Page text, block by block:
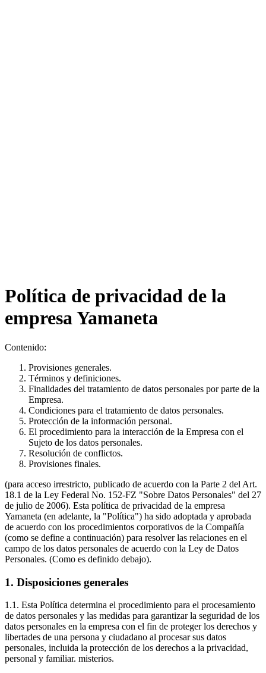
Política de privacidad de la
empresa Yamaneta
Contenido:
Provisiones generales.
Términos y definiciones.
Finalidades del tratamiento de datos personales por parte de la
Empresa.
Condiciones para el tratamiento de datos personales.
Protección de la información personal.
El procedimiento para la interacción de la Empresa con el
Sujeto de los datos personales.
Resolución de conflictos.
Provisiones finales.
(para acceso irrestricto, publicado de acuerdo con la Parte 2 del Art.
18.1 de la Ley Federal No. 152-FZ "Sobre Datos Personales" del 27
de julio de 2006). Esta política de privacidad de la empresa
Yamaneta (en adelante, la "Política") ha sido adoptada y aprobada
de acuerdo con los procedimientos corporativos de la Compañía
(como se define a continuación) para resolver las relaciones en el
campo de los datos personales de acuerdo con la Ley de Datos
Personales. (Como es definido debajo).
1. Disposiciones generales
1.1. Esta Política determina el procedimiento para el procesamiento
de datos personales y las medidas para garantizar la seguridad de los
datos personales en la empresa con el fin de proteger los derechos y
libertades de una persona y ciudadano al procesar sus datos
personales, incluida la protección de los derechos a la privacidad,
personal y familiar. misterios.